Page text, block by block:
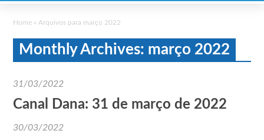
Home » Arquivos para março 2022
Monthly Archives: março 2022
31/03/2022
Canal Dana: 31 de março de 2022
30/03/2022